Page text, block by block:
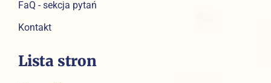
FaQ - sekcja pytań
Kontakt
Lista stron